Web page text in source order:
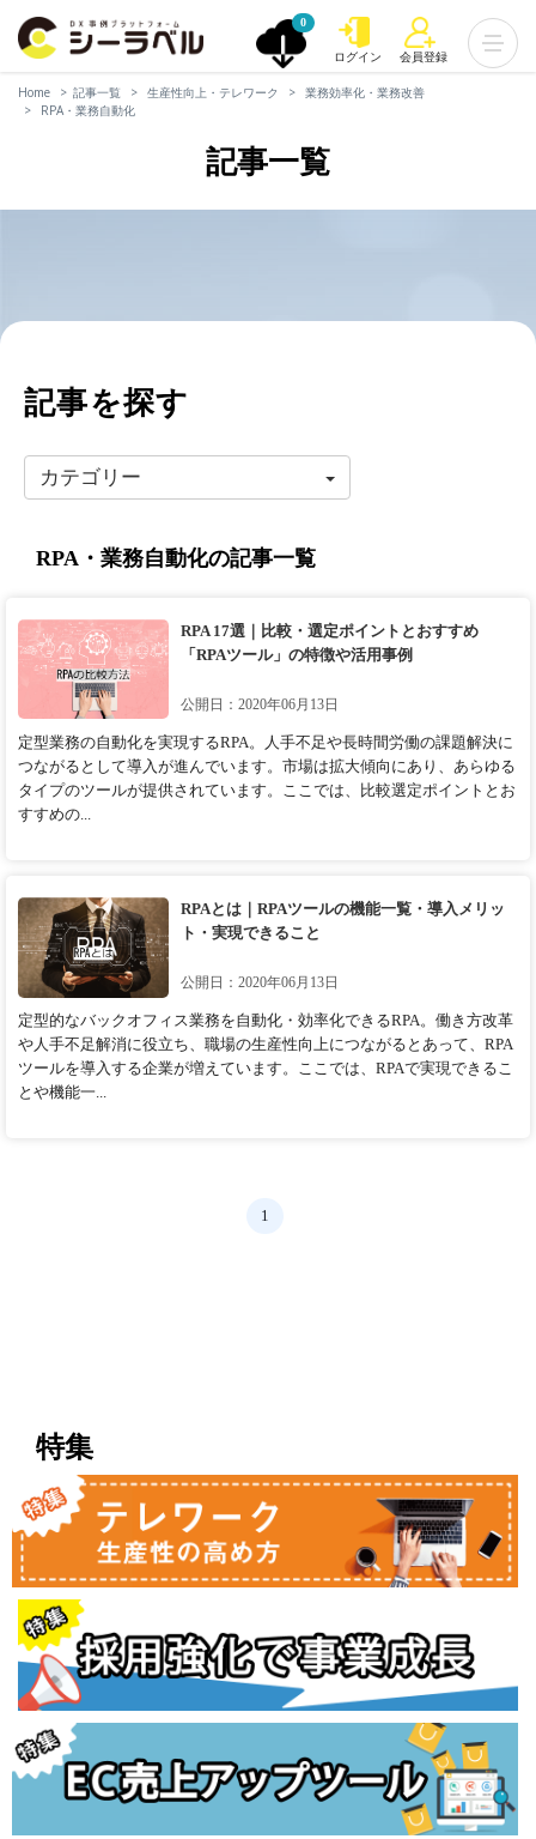
0
ログイン 会員登録
Home 記事一覧 生産性向上・テレワーク
業務効率化・業務改善
RPA・業務自動化
記事一覧
記事を探す
カテゴリー
RPA・業務自動化の記事一覧
RPA 17選｜比較・選定ポイントとおすすめ
「RPAツール」の特徴や活用事例
公開日：2020年06月13日
定型業務の自動化を実現するRPA。人手不足や長時間労働の課題解決に
つながるとして導入が進んでいます。市場は拡大傾向にあり、あらゆる
タイプのツールが提供されています。ここでは、比較選定ポイントとお
すすめの...
RPAとは｜RPAツールの機能一覧・導入メリッ
ト・実現できること
公開日：2020年06月13日
定型的なバックオフィス業務を自動化・効率化できるRPA。働き方改革
や人手不足解消に役立ち、職場の生産性向上につながるとあって、RPA
ツールを導入する企業が増えています。ここでは、RPAで実現できるこ
とや機能一...
1
特集